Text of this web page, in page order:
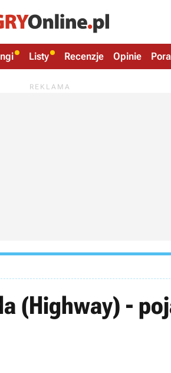
Listy Recenzje Opinie
(Highway) -